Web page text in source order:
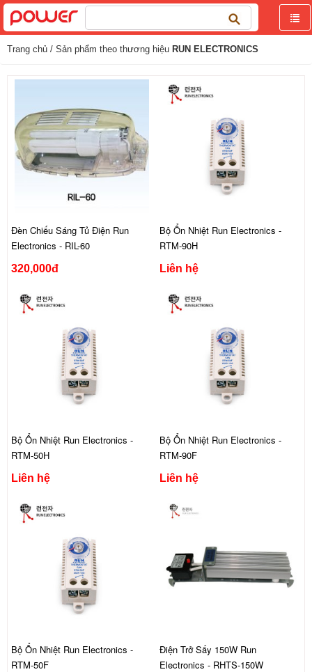
Tìm
kiếm
Trang chủ / Sản phẩm theo thương hiệu RUN ELECTRONICS
Đèn Chiếu Sáng Tủ Điện Run
Electronics - RIL-60
320,000đ
Bộ Ổn Nhiệt Run Electronics -
RTM-90H
Liên hệ
Bộ Ổn Nhiệt Run Electronics -
RTM-50H
Liên hệ
Bộ Ổn Nhiệt Run Electronics -
RTM-90F
Liên hệ
Bộ Ổn Nhiệt Run Electronics -
RTM-50F
Điện Trở Sấy 150W Run
Electronics - RHTS-150W